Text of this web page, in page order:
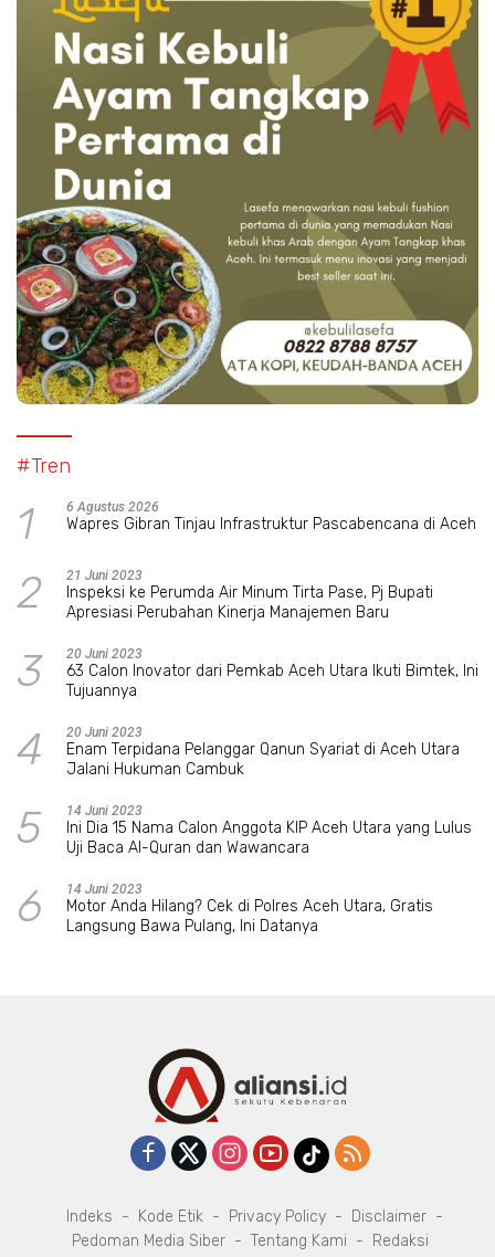
#Tren
1 6 Agustus 2026
Wapres Gibran Tinjau Infrastruktur Pascabencana di Aceh
2 21 Juni 2023
Inspeksi ke Perumda Air Minum Tirta Pase, Pj Bupati
Apresiasi Perubahan Kinerja Manajemen Baru
3 20 Juni 2023
63 Calon Inovator dari Pemkab Aceh Utara Ikuti Bimtek, Ini
Tujuannya
4 20 Juni 2023
Enam Terpidana Pelanggar Qanun Syariat di Aceh Utara
Jalani Hukuman Cambuk
5 14 Juni 2023
Ini Dia 15 Nama Calon Anggota KIP Aceh Utara yang Lulus
Uji Baca Al-Quran dan Wawancara
6 14 Juni 2023
Motor Anda Hilang? Cek di Polres Aceh Utara, Gratis
Langsung Bawa Pulang, Ini Datanya
Indeks Kode Etik Privacy Policy
Disclaimer
Pedoman Media Siber
Tentang Kami Redaksi